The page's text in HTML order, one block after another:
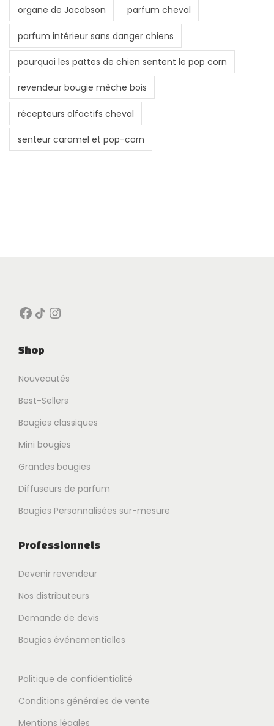
organe de Jacobson parfum cheval
parfum intérieur sans danger chiens
pourquoi les pattes de chien sentent le pop corn
revendeur bougie mèche bois
récepteurs olfactifs cheval
senteur caramel et pop-corn
Facebook Icône de partage Instagram
Shop
Nouveautés
Best-Sellers
Bougies classiques
Mini bougies
Grandes bougies
Diffuseurs de parfum
Bougies Personnalisées sur-mesure
Professionnels
Devenir revendeur
Nos distributeurs
Demande de devis
Bougies événementielles
Politique de confidentialité
Conditions générales de vente
Mentions légales